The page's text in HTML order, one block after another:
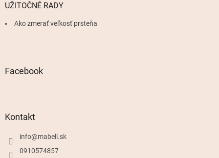
UŽITOČNÉ RADY
Ako zmerať veľkosť prsteňa
Facebook
Kontakt
info@mabell.sk
0910574857